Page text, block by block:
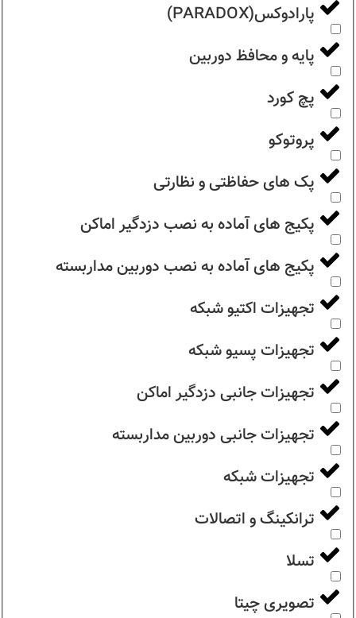
پارادوکس(PARADOX)
پایه و محافظ دوربین
پچ کورد
پروتوکو
پک های حفاظتی و نظارتی
پکیج های آماده به نصب دزدگیر اماکن
پکیج های آماده به نصب دوربین مداربسته
تجهیزات اکتیو شبکه
تجهیزات پسیو شبکه
تجهیزات جانبی دزدگیر اماکن
تجهیزات جانبی دوربین مداربسته
تجهیزات شبکه
ترانکینگ و اتصالات
تسلا
تصویری چیتا